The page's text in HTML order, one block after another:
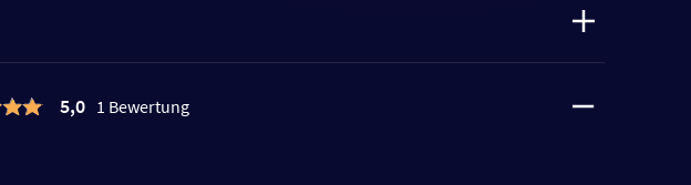
5,0 1 Bewertung